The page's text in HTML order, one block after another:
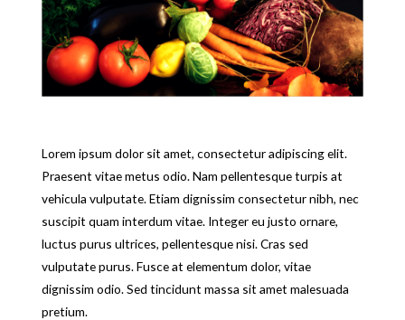
Lorem ipsum dolor sit amet, consectetur adipiscing elit.
Praesent vitae metus odio. Nam pellentesque turpis at
vehicula vulputate. Etiam dignissim consectetur nibh, nec
suscipit quam interdum vitae. Integer eu justo ornare,
luctus purus ultrices, pellentesque nisi. Cras sed
vulputate purus. Fusce at elementum dolor, vitae
dignissim odio. Sed tincidunt massa sit amet malesuada
pretium.